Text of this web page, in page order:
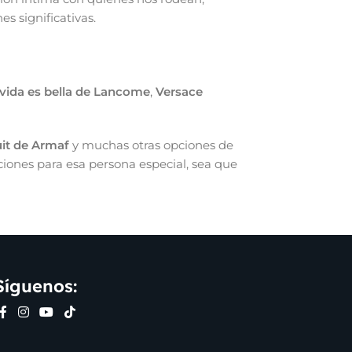
significativas.
es bella de Lancome, Versace
de Armaf y muchas otras opciones de
para esa persona especial, sea que